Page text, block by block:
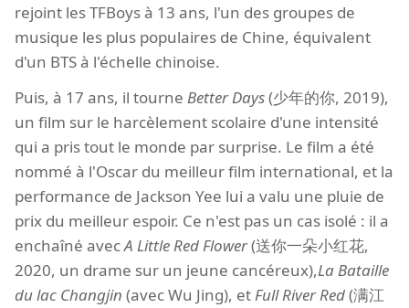
rejoint les TFBoys à 13 ans, l'un des groupes de
musique les plus populaires de Chine, équivalent
d'un BTS à l'échelle chinoise.
Puis, à 17 ans, il tourne Better Days(少年的你, 2019),
un film sur le harcèlement scolaire d'une intensité
qui a pris tout le monde par surprise. Le film a été
nommé à l'Oscar du meilleur film international, et la
performance de Jackson Yee lui a valu une pluie de
prix du meilleur espoir. Ce n'est pas un cas isolé : il a
enchaîné avecA Little Red Flower(送你一朵小红花,
2020, un drame sur un jeune cancéreux),La Bataille
du lac Changjin (avec Wu Jing), etFull River Red(满江